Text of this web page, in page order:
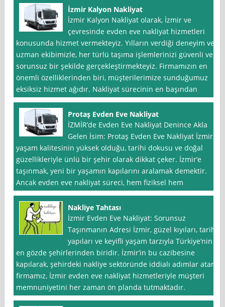
İzmir Kalyon Nakliyat
İzmir Kalyon Nakliyat olarak, İzmir ve
çevresinde evden eve nakliyat hizmetleri
konusunda hizmet vermekteyiz. Yılların verdiği deneyim ve
uzman ekibimizle, her türlü taşıma işlemlerinizi güvenli ve
sorunsuz bir şekilde gerçekleştirmekteyiz. Firmamızın en
önemli özelliklerinden biri, müşterilerimize sunduğumuz
eksiksiz hizmet ağıdır. Nakliyat sürecinin en başından
Protaş Evden Eve Nakliyat
İZMİR’de Evden Eve Nakliyat Denince Akla
Gelen İsim: Protaş Evden Eve Nakliyat İzmir,
yaşam kalitesinin yüksek olduğu, tarihi dokusu ve doğal
güzellikleriyle ünlü bir şehir olarak dikkat çeker. İzmir’e
taşınmak, yeni bir yaşamın kapılarını aralamak demektir.
Ancak evden eve nakliyat süreci, hem fiziksel hem
Nakliye Tahtası
İzmir Evden Eve Nakliyat: Sorunsuz
Taşınmanın Adresi İzmir, güzel kıyıları, tarihi
yapıları ve keyifli yaşam tarzıyla Türkiye’nin
en gözde şehirlerinden biridir. İzmir’in bu cazibesine
kapılarak, şehirdeki nakliye sektöründe iddialı adımlar atan
firmamız, İzmir evden eve nakliyat hizmetleriyle müşteri
memnuniyetini her zaman ön planda tutmaktadır.